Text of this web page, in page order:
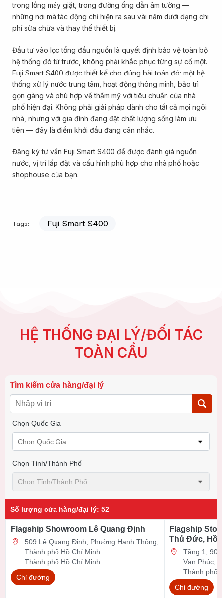
trong lồng máy giặt, trong đường ống dẫn âm tường —
những nơi mà tác động chỉ hiện ra sau vài năm dưới dạng chi
phí sửa chữa và thay thế thiết bị.
Đầu tư vào lọc tổng đầu nguồn là quyết định bảo vệ toàn bộ
hệ thống đó từ trước, không phải khắc phục từng sự cố một.
Fuji Smart S400 được thiết kế cho đúng bài toán đó: một hệ
thống xử lý nước trung tâm, hoạt động thông minh, bảo trì
gọn gàng và phù hợp về thẩm mỹ với tiêu chuẩn của nhà
phố hiện đại. Không phải giải pháp dành cho tất cả mọi ngôi
nhà, nhưng với gia đình đang đặt chất lượng sống làm ưu
tiên — đây là điểm khởi đầu đáng cân nhắc.
Đăng ký tư vấn Fuji Smart S400 để được đánh giá nguồn
nước, vị trí lắp đặt và cấu hình phù hợp cho nhà phố hoặc
shophouse của bạn.
Tags: Fuji Smart S400
HỆ THỐNG ĐẠI LÝ/ĐỐI TÁC
TOÀN CẦU
Tìm kiếm cửa hàng/đại lý
Chọn Quốc Gia
Chọn Quốc Gia
Chọn Tỉnh/thành Phố
Chọn Tỉnh/thành Phố
Số lượng cửa hàng/đại lý: 52
Flagship Showroom Lê Quang Định
509 Lê Quang Định, Phường Hạnh Thông,
Thành phố Hồ Chí Minh
Thành phố Hồ Chí Minh
Chỉ đường
Flagship
Thủ Đức, Hồ
Tầng 1, 90
Vạn Phúc,
Thành phố
Chỉ đường